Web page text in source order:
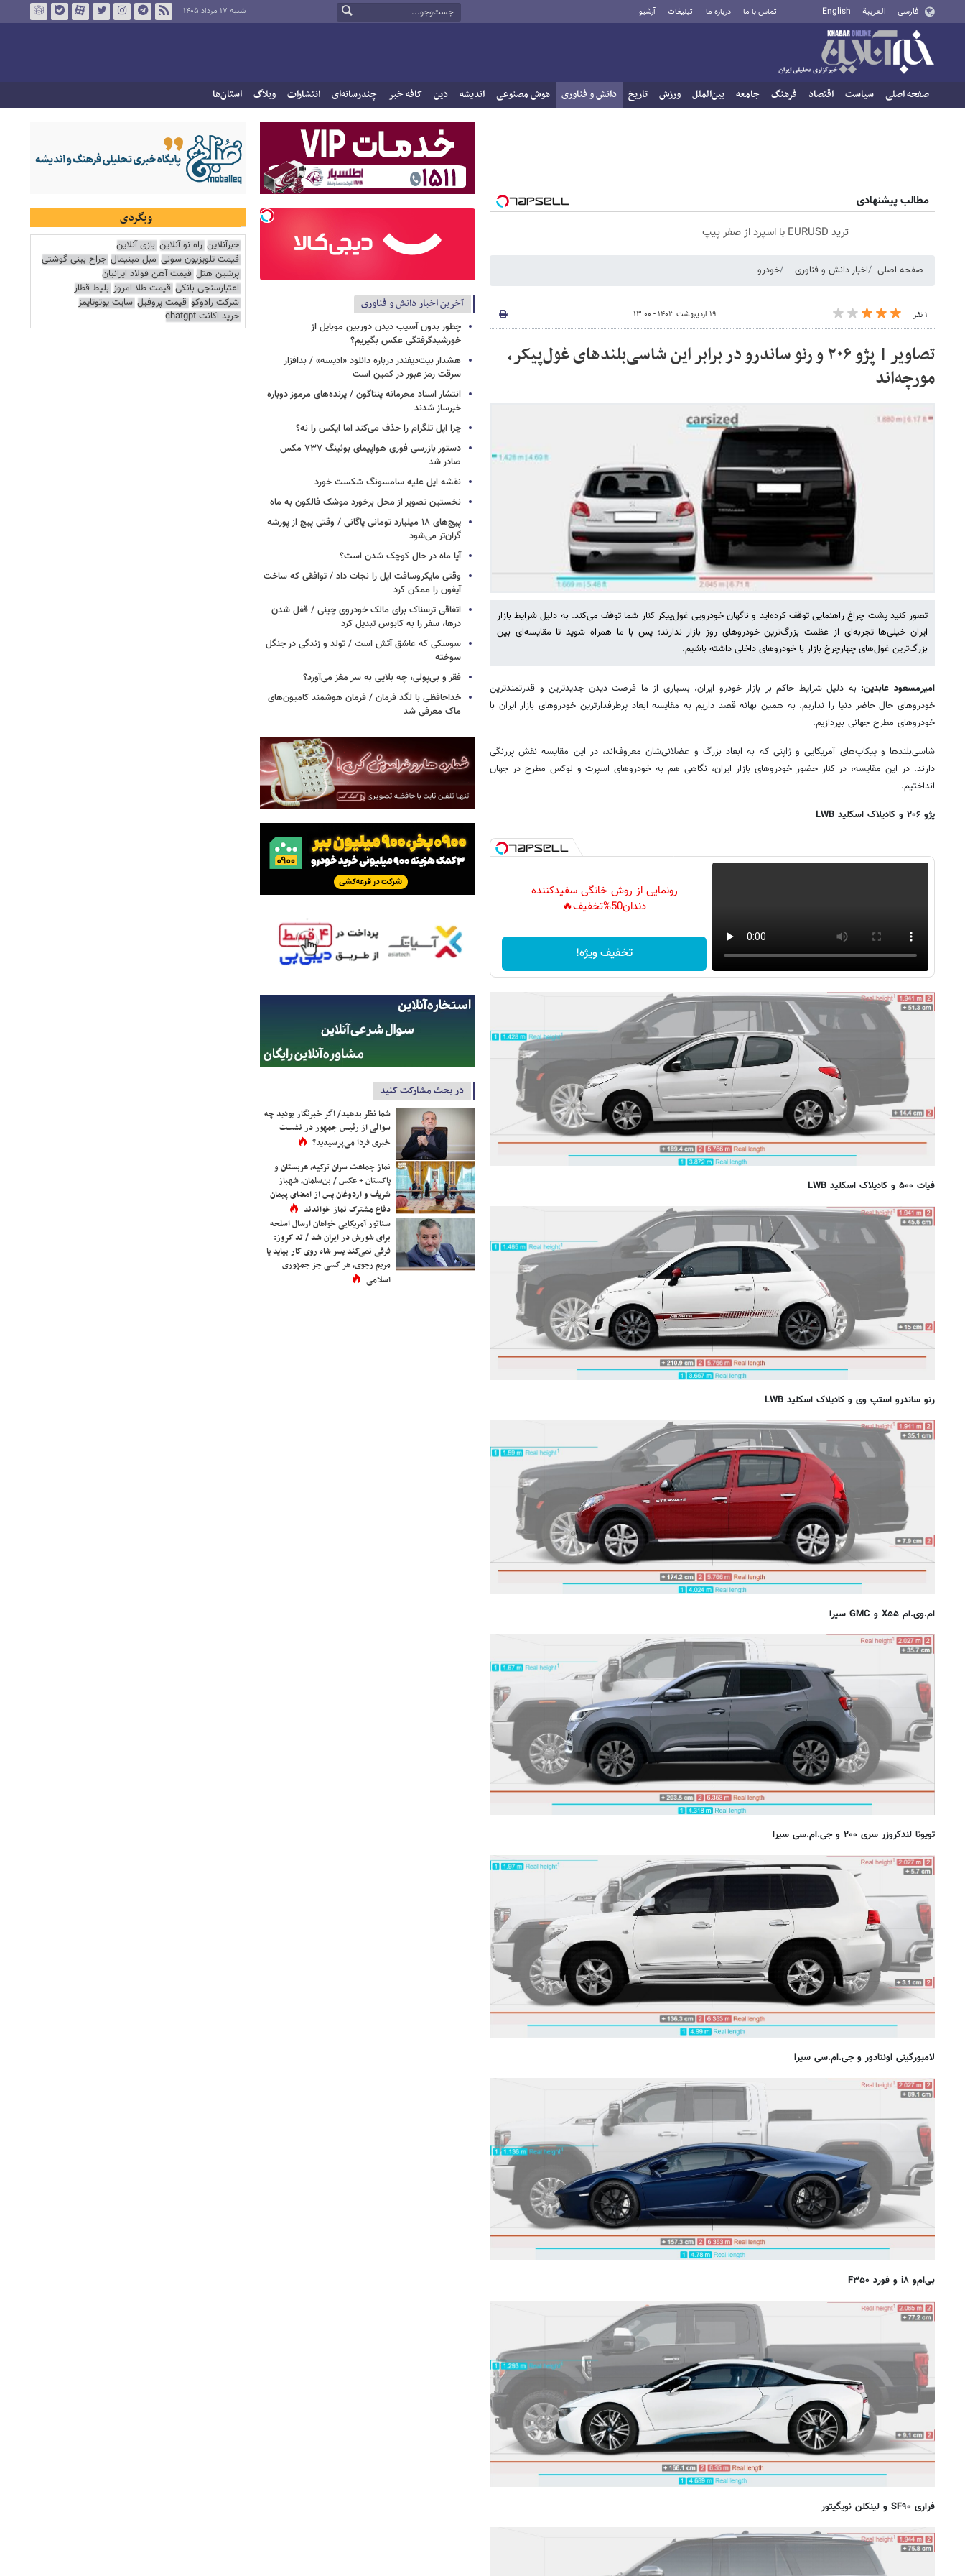
فارسی العربية English تماس با ما درباره ما تبلیغات آرشیو شنبه ۱۷ مرداد ۱۴۰۵
صفحه اصلی سیاست اقتصاد فرهنگ جامعه بین‌الملل ورزش تاریخ دانش و فناوری هوش مصنوعی اندیشه دین کافه خبر چندرسانه‌ای انتشارات وبلاگ استان‌ها
مطالب پیشنهادی
ترید EURUSD با اسپرد از صفر پیپ
صفحه اصلی اخبار دانش و فناوری خودرو
۱ نفر ۱۹ اردیبهشت ۱۴۰۳ - ۱۳:۰۰
تصاویر | پژو ۲۰۶ و رنو ساندرو در برابر این شاسی‌بلندهای غول‌پیکر،
مورچه‌اند
تصور کنید پشت چراغ راهنمایی توقف کرده‌اید و ناگهان خودرویی غول‌پیکر کنار شما توقف می‌کند. به دلیل شرایط بازار
ایران خیلی‌ها تجربه‌ای از عظمت بزرگ‌ترین خودروهای روز بازار ندارند؛ پس با ما همراه شوید تا مقایسه‌ای بین
بزرگ‌ترین غول‌های چهارچرخ بازار با خودروهای داخلی داشته باشیم.
امیرمسعود عابدین: به دلیل شرایط حاکم بر بازار خودرو ایران، بسیاری از ما فرصت دیدن جدیدترین و قدرتمندترین
خودروهای حال حاضر دنیا را نداریم. به همین بهانه قصد داریم به مقایسه ابعاد پرطرفدارترین خودروهای بازار ایران با
خودروهای مطرح جهانی بپردازیم.
شاسی‌بلندها و پیکاپ‌های آمریکایی و ژاپنی که به ابعاد بزرگ و عضلانی‌شان معروف‌اند، در این مقایسه نقش پررنگی
دارند. در این مقایسه، در کنار حضور خودروهای بازار ایران، نگاهی هم به خودروهای اسپرت و لوکس مطرح در جهان
انداختیم.
پژو ۲۰۶ و کادیلاک اسکلید LWB
رونمایی از روش خانگی سفیدکننده
دندان50%تخفیف🔥
تخفیف ویژه!
فیات ۵۰۰ و کادیلاک اسکلید LWB
رنو ساندرو استپ وی و کادیلاک اسکلید LWB
ام.وی.ام X۵۵ و GMC سیرا
تویوتا لندکروزر سری ۲۰۰ و جی.ام.سی سیرا
لامبورگینی اونتادور و جی.ام.سی سیرا
بی‌ام‌و i۸ و فورد F۳۵۰
فراری SF۹۰ و لینکلن نویگیتور
آخرین اخبار دانش و فناوری
چطور بدون آسیب دیدن دوربین موبایل از
خورشیدگرفتگی عکس بگیریم؟
هشدار بیت‌دیفندر درباره دانلود «ادیسه» / بدافزار
سرقت رمز عبور در کمین است
انتشار اسناد محرمانه پنتاگون / پرنده‌های مرموز دوباره
خبرساز شدند
چرا اپل تلگرام را حذف می‌کند اما ایکس را نه؟
دستور بازرسی فوری هواپیمای بوئینگ ۷۳۷ مکس
صادر شد
نقشه اپل علیه سامسونگ شکست خورد
نخستین تصویر از محل برخورد موشک فالکون به ماه
پیچ‌های ۱۸ میلیارد تومانی پاگانی / وقتی پیچ از پورشه
گران‌تر می‌شود
آیا ماه در حال کوچک شدن است؟
وقتی مایکروسافت اپل را نجات داد / توافقی که ساخت
آیفون را ممکن کرد
اتفاقی ترسناک برای مالک خودروی چینی / قفل شدن
درها، سفر را به کابوس تبدیل کرد
سوسکی که عاشق آتش است / تولد و زندگی در جنگل
سوخته
فقر و بی‌پولی، چه بلایی به سر مغز می‌آورد؟
خداحافظی با لگد فرمان / فرمان هوشمند کامیون‌های
ماک معرفی شد
در بحث مشارکت کنید
شما نظر بدهید/ اگر خبرنگار بودید چه
سوالی از رئیس جمهور در نشست
خبری فردا می‌پرسیدید؟
نماز جماعت سران ترکیه، عربستان و
پاکستان + عکس / بن‌سلمان، شهباز
شریف و اردوغان پس از امضای پیمان
دفاع مشترک نماز خواندند
سناتور آمریکایی خواهان ارسال اسلحه
برای شورش در ایران شد / تد کروز:
فرقی نمی‌کند پسر شاه روی کار بیاید یا
مریم رجوی، هر کسی جز جمهوری
اسلامی
وبگردی
خبرآنلاین راه نو آنلاین بازی آنلاین
قیمت تلویزیون سونی مبل مینیمال جراح بینی گوشتی
پرشین هتل قیمت آهن فولاد ایرانیان
اعتبارسنجی بانکی قیمت طلا امروز بلیط قطار
شرکت رادوکو قیمت پروفیل سایت یوتوتایمز
خرید اکانت chatgpt